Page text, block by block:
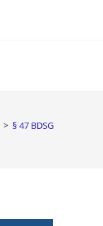
> § 47 BDSG